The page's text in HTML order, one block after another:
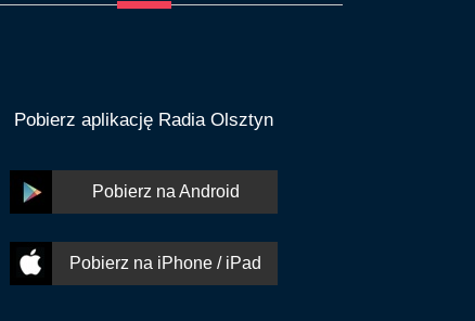
Pobierz aplikację Radia Olsztyn
Pobierz na Android
Pobierz na iPhone / iPad